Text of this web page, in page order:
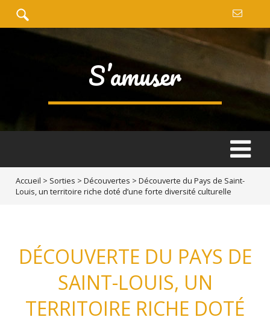
S’amuser
Accueil > Sorties > Découvertes > Découverte du Pays de Saint-
Louis, un territoire riche doté d’une forte diversité culturelle
DÉCOUVERTE DU PAYS DE
SAINT-LOUIS, UN
TERRITOIRE RICHE DOTÉ